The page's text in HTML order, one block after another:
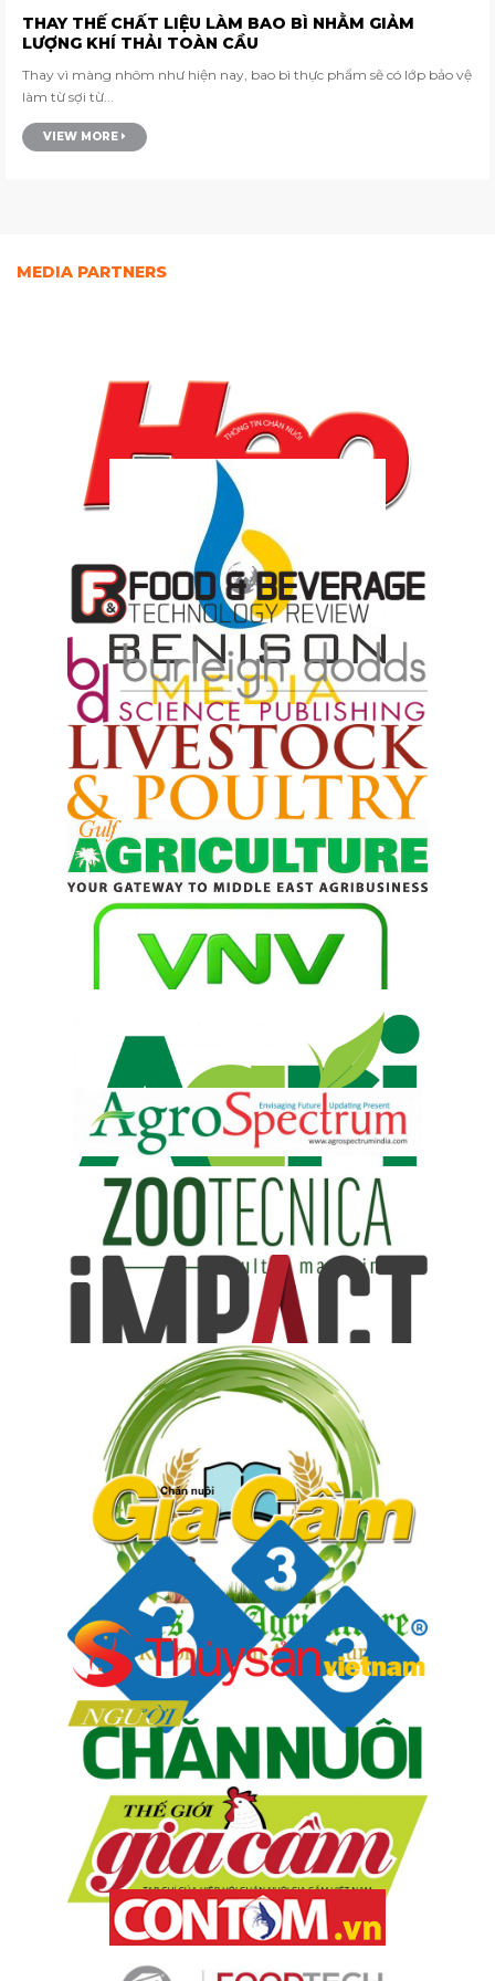
THAY THẾ CHẤT LIỆU LÀM BAO BÌ NHẰM GIẢM
LƯỢNG KHÍ THẢI TOÀN CẦU
Thay vì màng nhôm như hiện nay, bao bì thực phẩm sẽ có lớp bảo vệ
làm từ sợi từ...
VIEW MORE
MEDIA PARTNERS